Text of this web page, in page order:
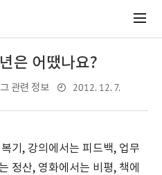
은 어땠나요?
관련 정보 2012. 12. 7.
기, 강의에서는 피드백, 업무
정산, 영화에서는 비평, 책에